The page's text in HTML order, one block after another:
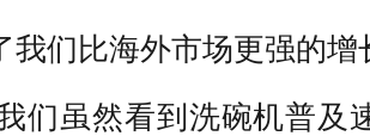
我们比海外市场更强的
虽然看到洗碗机普及